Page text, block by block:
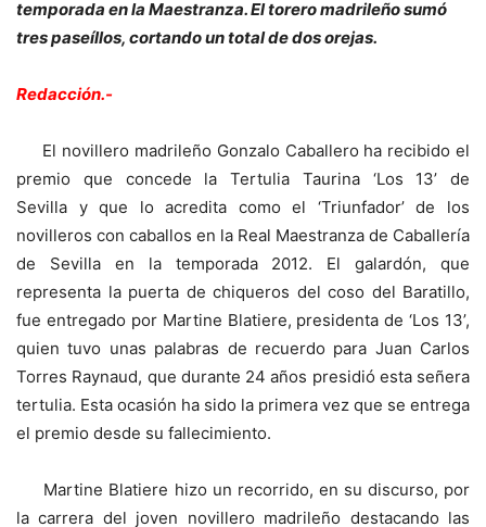
temporada en la Maestranza. El torero madrileño sumó
tres paseíllos, cortando un total de dos orejas.
Redacción.-
El novillero madrileño Gonzalo Caballero ha recibido el
premio que concede la Tertulia Taurina ‘Los 13’ de
Sevilla y que lo acredita como el ‘Triunfador’ de los
novilleros con caballos en la Real Maestranza de Caballería
de Sevilla en la temporada 2012. El galardón, que
representa la puerta de chiqueros del coso del Baratillo,
fue entregado por Martine Blatiere, presidenta de ‘Los 13’,
quien tuvo unas palabras de recuerdo para Juan Carlos
Torres Raynaud, que durante 24 años presidió esta señera
tertulia. Esta ocasión ha sido la primera vez que se entrega
el premio desde su fallecimiento.
Martine Blatiere hizo un recorrido, en su discurso, por
la carrera del joven novillero madrileño destacando las